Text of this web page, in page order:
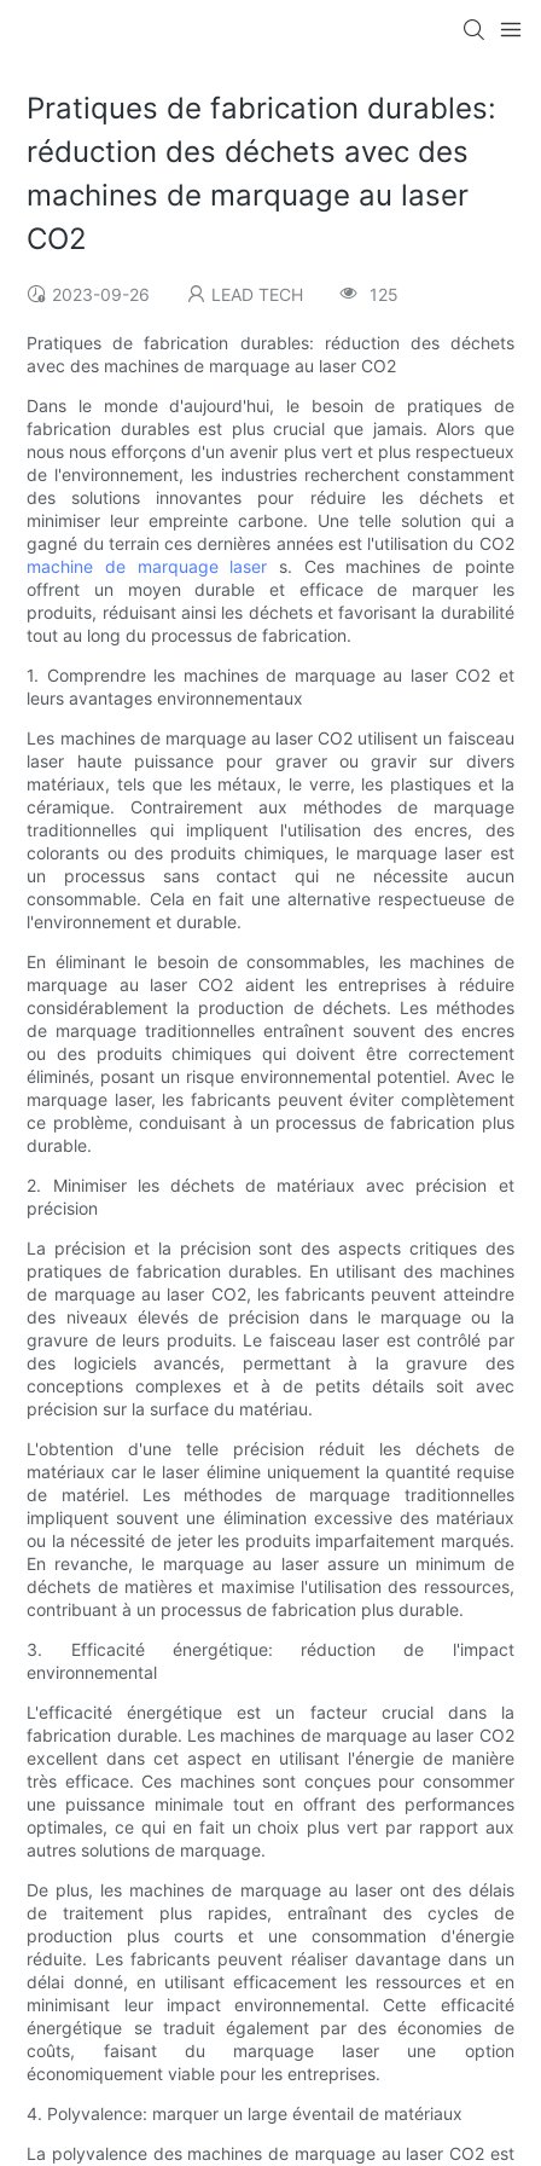
Pratiques de fabrication durables:
réduction des déchets avec des
machines de marquage au laser
CO2
2023-09-26 LEAD TECH 125
Pratiques de fabrication durables: réduction des déchets
avec des machines de marquage au laser CO2
Dans le monde d'aujourd'hui, le besoin de pratiques de
fabrication durables est plus crucial que jamais. Alors que
nous nous efforçons d'un avenir plus vert et plus respectueux
de l'environnement, les industries recherchent constamment
des solutions innovantes pour réduire les déchets et
minimiser leur empreinte carbone. Une telle solution qui a
gagné du terrain ces dernières années est l'utilisation du CO2
machine de marquage laser s. Ces machines de pointe
offrent un moyen durable et efficace de marquer les
produits, réduisant ainsi les déchets et favorisant la durabilité
tout au long du processus de fabrication.
1. Comprendre les machines de marquage au laser CO2 et
leurs avantages environnementaux
Les machines de marquage au laser CO2 utilisent un faisceau
laser haute puissance pour graver ou gravir sur divers
matériaux, tels que les métaux, le verre, les plastiques et la
céramique. Contrairement aux méthodes de marquage
traditionnelles qui impliquent l'utilisation des encres, des
colorants ou des produits chimiques, le marquage laser est
un processus sans contact qui ne nécessite aucun
consommable. Cela en fait une alternative respectueuse de
l'environnement et durable.
En éliminant le besoin de consommables, les machines de
marquage au laser CO2 aident les entreprises à réduire
considérablement la production de déchets. Les méthodes
de marquage traditionnelles entraînent souvent des encres
ou des produits chimiques qui doivent être correctement
éliminés, posant un risque environnemental potentiel. Avec le
marquage laser, les fabricants peuvent éviter complètement
ce problème, conduisant à un processus de fabrication plus
durable.
2. Minimiser les déchets de matériaux avec précision et
précision
La précision et la précision sont des aspects critiques des
pratiques de fabrication durables. En utilisant des machines
de marquage au laser CO2, les fabricants peuvent atteindre
des niveaux élevés de précision dans le marquage ou la
gravure de leurs produits. Le faisceau laser est contrôlé par
des logiciels avancés, permettant à la gravure des
conceptions complexes et à de petits détails soit avec
précision sur la surface du matériau.
L'obtention d'une telle précision réduit les déchets de
matériaux car le laser élimine uniquement la quantité requise
de matériel. Les méthodes de marquage traditionnelles
impliquent souvent une élimination excessive des matériaux
ou la nécessité de jeter les produits imparfaitement marqués.
En revanche, le marquage au laser assure un minimum de
déchets de matières et maximise l'utilisation des ressources,
contribuant à un processus de fabrication plus durable.
3. Efficacité énergétique: réduction de l'impact
environnemental
L'efficacité énergétique est un facteur crucial dans la
fabrication durable. Les machines de marquage au laser CO2
excellent dans cet aspect en utilisant l'énergie de manière
très efficace. Ces machines sont conçues pour consommer
une puissance minimale tout en offrant des performances
optimales, ce qui en fait un choix plus vert par rapport aux
autres solutions de marquage.
De plus, les machines de marquage au laser ont des délais
de traitement plus rapides, entraînant des cycles de
production plus courts et une consommation d'énergie
réduite. Les fabricants peuvent réaliser davantage dans un
délai donné, en utilisant efficacement les ressources et en
minimisant leur impact environnemental. Cette efficacité
énergétique se traduit également par des économies de
coûts, faisant du marquage laser une option
économiquement viable pour les entreprises.
4. Polyvalence: marquer un large éventail de matériaux
La polyvalence des machines de marquage au laser CO2 est